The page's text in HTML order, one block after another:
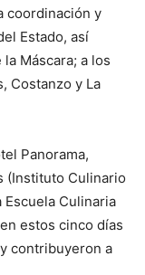
coordinación y
Estado, así
Máscara; a los
Costanzo y La
Panorama,
(Instituto Culinario
Escuela Culinaria
estos cinco días
contribuyeron a